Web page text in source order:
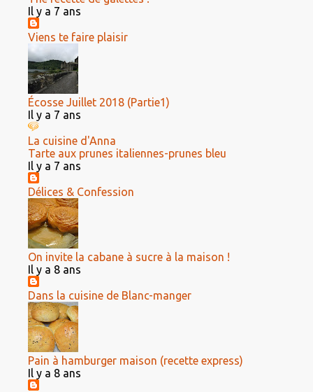
Il y a 7 ans
Viens te faire plaisir
Écosse Juillet 2018 (Partie1)
Il y a 7 ans
La cuisine d'Anna
Tarte aux prunes italiennes-prunes bleu
Il y a 7 ans
Délices & Confession
On invite la cabane à sucre à la maison !
Il y a 8 ans
Dans la cuisine de Blanc-manger
Pain à hamburger maison (recette express)
Il y a 8 ans